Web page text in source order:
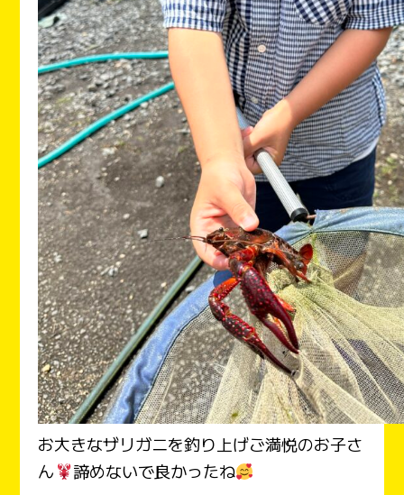
お大きなザリガニを釣り上げご満悦のお子さ
ん
諦めないで良かったね